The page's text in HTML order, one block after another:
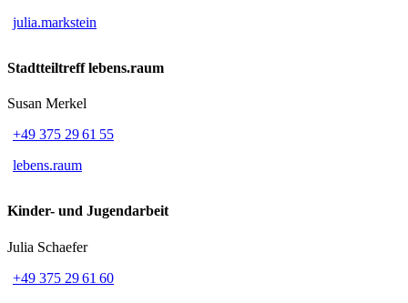
julia.markstein
Stadtteiltreff lebens.raum
Susan Merkel
+49 375 29 61 55
lebens.raum
Kinder- und Jugendarbeit
Julia Schaefer
+49 375 29 61 60